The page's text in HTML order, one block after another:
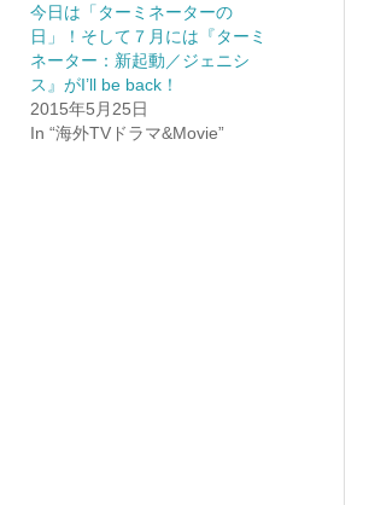
今日は「ターミネーターの
日」！そして７月には『ターミ
ネーター：新起動／ジェニシ
ス』がI’ll be back！
2015年5月25日
In “海外TVドラマ&Movie”